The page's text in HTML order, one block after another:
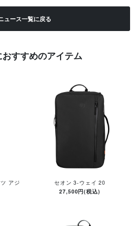
ュース一覧に戻る
すすめのアイテム
アジ
セオン 3-ウェイ 20
27,500円(税込)